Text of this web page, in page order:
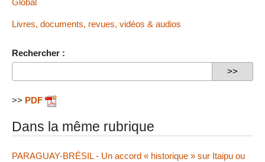
Livres, documents, revues, vidéos & audios
Rechercher :
>> PDF
Dans la même rubrique
PARAGUAY-BRÉSIL - Un accord « historique » sur Itaipu ou